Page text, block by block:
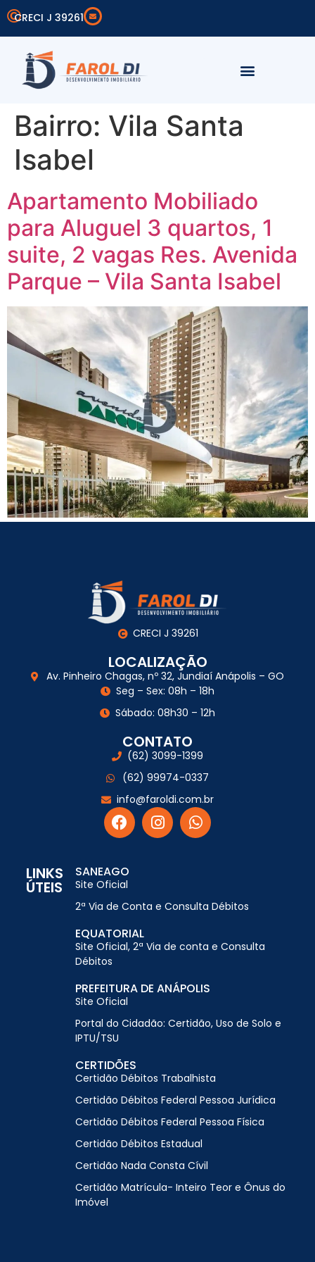
CRECI J 39261
Bairro: Vila Santa
Isabel
Apartamento Mobiliado
para Aluguel 3 quartos, 1
suite, 2 vagas Res. Avenida
Parque – Vila Santa Isabel
CRECI J 39261
LOCALIZAÇÃO
Av. Pinheiro Chagas, nº 32, Jundiaí Anápolis – GO
Seg – Sex: 08h – 18h
Sábado: 08h30 – 12h
CONTATO
(62) 3099-1399
(62) 99974-0337
info@faroldi.com.br
LINKS
ÚTEIS
SANEAGO
Site Oficial
2ª Via de Conta e Consulta Débitos
EQUATORIAL
Site Oficial, 2ª Via de conta e Consulta
Débitos
PREFEITURA DE ANÁPOLIS
Site Oficial
Portal do Cidadão: Certidão, Uso de Solo e
IPTU/TSU
CERTIDÕES
Certidão Débitos Trabalhista
Certidão Débitos Federal Pessoa Jurídica
Certidão Débitos Federal Pessoa Física
Certidão Débitos Estadual
Certidão Nada Consta Cívil
Certidão Matrícula- Inteiro Teor e Ônus do
Imóvel